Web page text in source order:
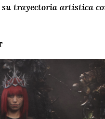
trayectoria artística